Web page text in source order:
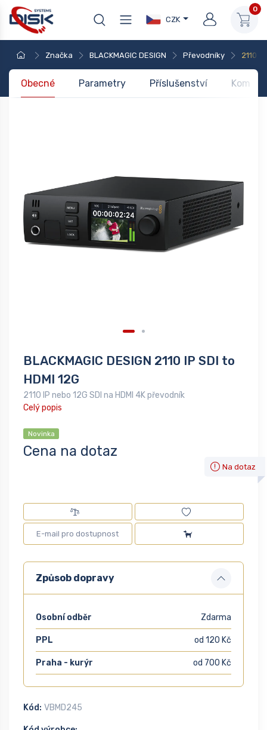
CZK
0
Značka BLACKMAGIC DESIGN Převodníky 2110 IP
Obecné Parametry Příslušenství
BLACKMAGIC DESIGN 2110 IP SDI to
HDMI 12G
2110 IP nebo 12G SDI na HDMI 4K převodník
Celý popis
Novinka
Cena na dotaz
Na dotaz
Způsob dopravy
Osobní odběr Zdarma
PPL od 120 Kč
Praha - kurýr od 700 Kč
Kód: VBMD245